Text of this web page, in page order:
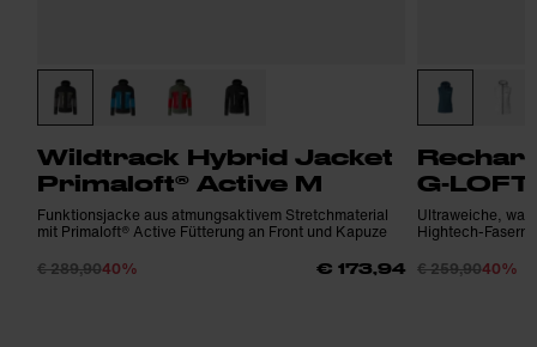
Wildtrack Hybrid Jacket
Primaloft® Active M
Funktionsjacke aus atmungsaktivem Stretchmaterial
mit Primaloft® Active Fütterung an Front und Kapuze
€ 289,9040% € 173,94
G-
Ultraweiche,
Hightech-Fasern
€ 259,9040%